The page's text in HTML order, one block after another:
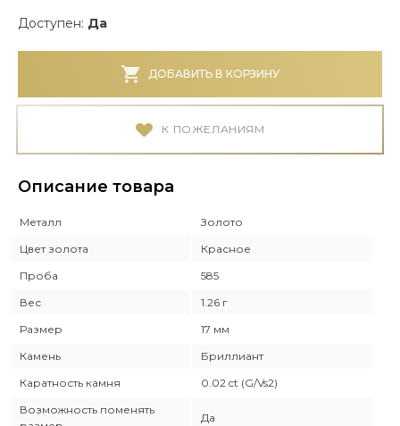
Доступен: Да
ДОБАВИТЬ В КОРЗИНУ
К ПОЖЕЛАНИЯМ
Описание товара
Металл
Золото
Цвет золота
Красное
Проба
585
Вес
1.26 г
Размер
17 мм
Камень
Бриллиант
Каратность камня
0.02 ct (G/Vs2)
Возможность поменять
Да